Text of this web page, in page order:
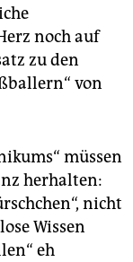
noch auf
zu den
von
müssen
herhalten:
nicht
Wissen
eh